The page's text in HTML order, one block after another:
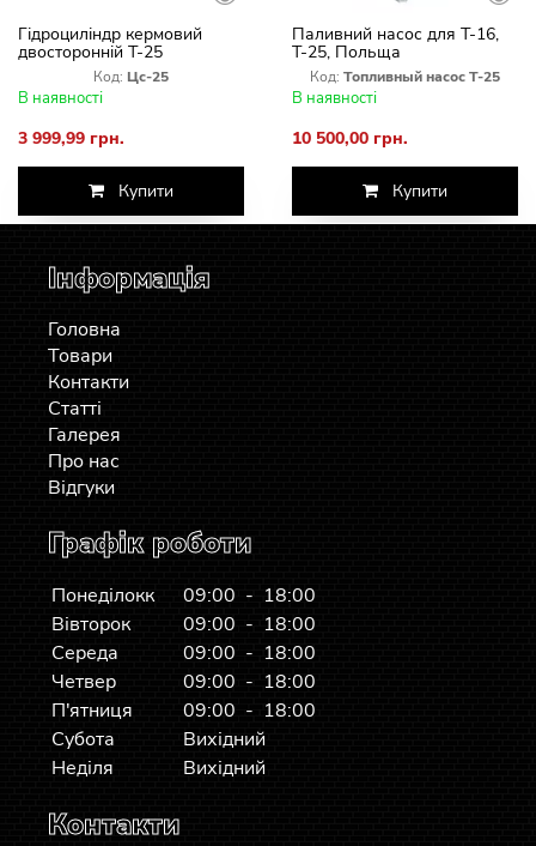
Гідроциліндр кермовий
двосторонній Т-25
Код: Цс-25
В наявності
3 999,99 грн.
Купити
Паливний насос для Т-16,
Т-25, Польща
2УТНІ-1111005,
2УТНІ-1111007 Новый
Код: Топливный насос Т-25
В наявності
10 500,00 грн.
Купити
Інформація
Головна
Товари
Контакти
Статті
Галерея
Про нас
Відгуки
Графік роботи
Понеділокк
09:00 - 18:00
Вівторок
09:00 - 18:00
Середа
09:00 - 18:00
Четвер
09:00 - 18:00
П'ятниця
09:00 - 18:00
Субота
Вихідний
Неділя
Вихідний
Контакти